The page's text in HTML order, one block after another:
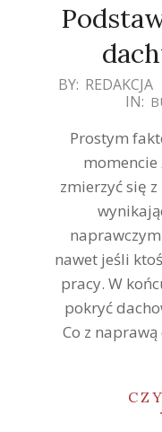
2019-
BY: REDAKCJA
IN:
Prostym
momencie
zmierzyć się
nawet jeśli
pracy. W
pokryć
Co z